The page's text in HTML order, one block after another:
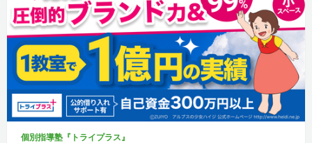
個別指導塾『トライプラス』